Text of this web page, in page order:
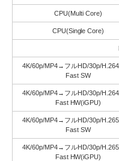
CPU(Multi Core)
CPU(Single Core)
4K/60p/MP4→フルHD/30p/
Fast SW
4K/60p/MP4→フルHD/30p/
Fast HW(iGPU)
4K/60p/MP4→フルHD/30p/
Fast SW
4K/60p/MP4→フルHD/30p/
Fast HW(iGPU)